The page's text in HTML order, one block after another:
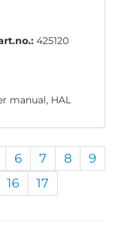
425120
manual, HAL
6 7 8
9
16
17